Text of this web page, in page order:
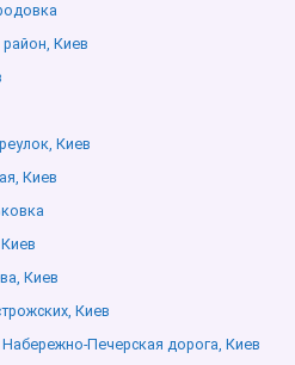
Киев
Киев
Киев
Киев
Киев
Печерская дорога, Киев